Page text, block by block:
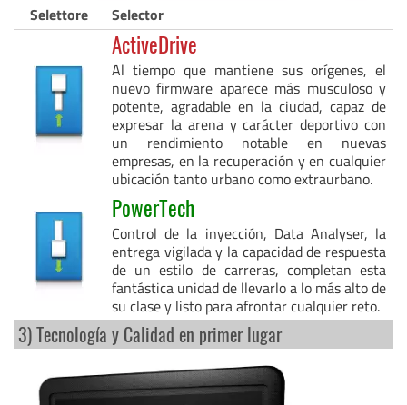
Selettore Selector
ActiveDrive
Al tiempo que mantiene sus orígenes, el
nuevo firmware aparece más musculoso y
potente, agradable en la ciudad, capaz de
expresar la arena y carácter deportivo con
un rendimiento notable en nuevas
empresas, en la recuperación y en cualquier
ubicación tanto urbano como extraurbano.
PowerTech
Control de la inyección, Data Analyser, la
entrega vigilada y la capacidad de respuesta
de un estilo de carreras, completan esta
fantástica unidad de llevarlo a lo más alto de
su clase y listo para afrontar cualquier reto.
3) Tecnología y Calidad en primer lugar